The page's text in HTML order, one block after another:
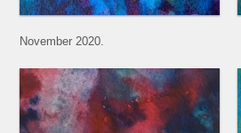
November 2020.